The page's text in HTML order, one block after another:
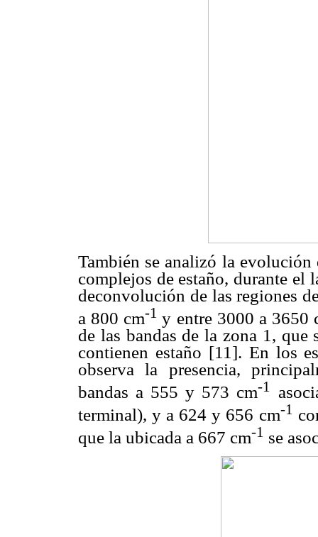
También se analizó la
complejos de estaño, durante el
deconvolución de las regiones
a 800 cm-1y entre 3000 a 3650
de las bandas de la zona 1,
contienen estaño [11]. En los
observa la presencia,
bandas a 555 y 573 cm-1
terminal), y a 624 y 656 cm-1
que la ubicada a 667 cm-1 se